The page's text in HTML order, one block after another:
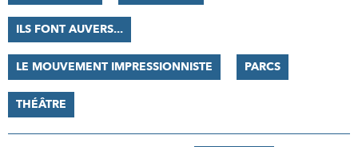
ILS FONT AUVERS...
LE MOUVEMENT IMPRESSIONNISTE PARCS
THÉÂTRE